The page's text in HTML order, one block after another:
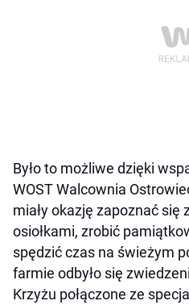
Było to możliwe dzięki
WOST Walcownia
miały okazję zapoznać
osiołkami, zrobić
spędzić czas na świeżym
farmie odbyło się
Krzyżu połączone ze